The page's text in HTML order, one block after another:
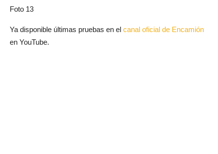
Foto 13
Ya disponible últimas pruebas en el canal oficial de Encamión
en YouTube.